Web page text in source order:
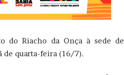
do Riacho da Onça à sede de
de quarta-feira (16/7).